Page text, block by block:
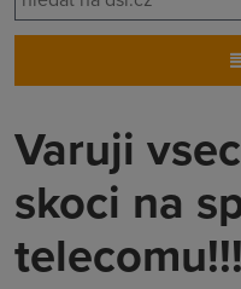
Varuji
skoci na